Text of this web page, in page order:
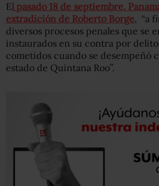
El pasado 18 de septiembre,
extradición de Roberto Borge, “a
diversos procesos penales que se
instaurados en su contra por
cometidos cuando se desempeñó
estado de Quintana Roo”.